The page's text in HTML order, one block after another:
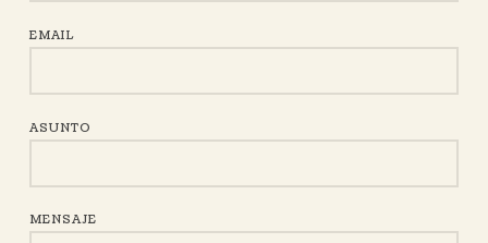
EMAIL
ASUNTO
MENSAJE